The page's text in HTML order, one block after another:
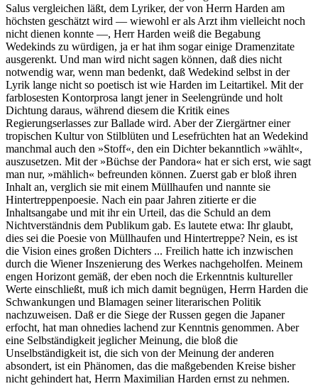
Salus vergleichen läßt, dem Lyriker, der von Herrn Harden am
höchsten geschätzt wird — wiewohl er als Arzt ihm vielleicht noch
nicht dienen konnte —, Herr Harden weiß die Begabung
Wedekinds zu würdigen, ja er hat ihm sogar einige Dramenzitate
ausgerenkt. Und man wird nicht sagen können, daß dies nicht
notwendig war, wenn man bedenkt, daß Wedekind selbst in der
Lyrik lange nicht so poetisch ist wie Harden im Leitartikel. Mit der
farblosesten Kontorprosa langt jener in Seelengründe und holt
Dichtung daraus, während diesem die Kritik eines
Regierungserlasses zur Ballade wird. Aber der Ziergärtner einer
tropischen Kultur von Stilblüten und Lesefrüchten hat an Wedekind
manchmal auch den »Stoff«, den ein Dichter bekanntlich »wählt«,
auszusetzen. Mit der »Büchse der Pandora« hat er sich erst, wie sagt
man nur, »mählich« befreunden können. Zuerst gab er bloß ihren
Inhalt an, verglich sie mit einem Müllhaufen und nannte sie
Hintertreppenpoesie. Nach ein paar Jahren zitierte er die
Inhaltsangabe und mit ihr ein Urteil, das die Schuld an dem
Nichtverständnis dem Publikum gab. Es lautete etwa: Ihr glaubt,
dies sei die Poesie von Müllhaufen und Hintertreppe? Nein, es ist
die Vision eines großen Dichters ... Freilich hatte ich inzwischen
durch die Wiener Inszenierung des Werkes nachgeholfen. Meinem
engen Horizont gemäß, der eben noch die Erkenntnis kultureller
Werte einschließt, muß ich mich damit begnügen, Herrn Harden die
Schwankungen und Blamagen seiner literarischen Politik
nachzuweisen. Daß er die Siege der Russen gegen die Japaner
erfocht, hat man ohnedies lachend zur Kenntnis genommen. Aber
eine Selbständigkeit jeglicher Meinung, die bloß die
Unselbständigkeit ist, die sich von der Meinung der anderen
absondert, ist ein Phänomen, das die maßgebenden Kreise bisher
nicht gehindert hat, Herrn Maximilian Harden ernst zu nehmen.